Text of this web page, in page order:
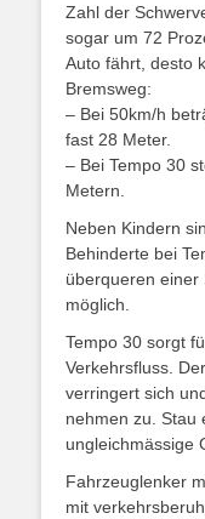
Zahl der
sogar um 72
Auto fährt, desto
Bremsweg:
– Bei 50km/h
fast 28 Meter.
– Bei Tempo 30
Metern.
Neben Kindern
Behinderte bei
überqueren
möglich.
Tempo 30 sorgt
Verkehrsfluss.
verringert sich
nehmen zu. Stau
ungleichmässige
Fahrzeuglenker
mit